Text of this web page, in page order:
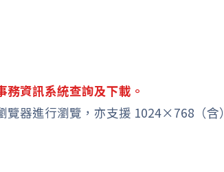
資訊系統查詢及下載。
器進行瀏覽，亦支援 1024×768（含）